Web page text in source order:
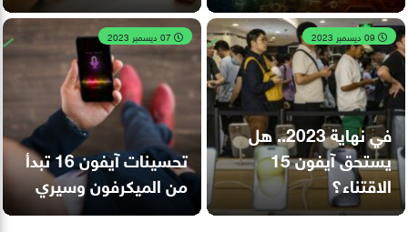
في نهاية 2023.. هل
يستحق آيفون 15
الاقتناء؟
تحسينات آيفون 16 تبدأ
من الميكرفون وسيري